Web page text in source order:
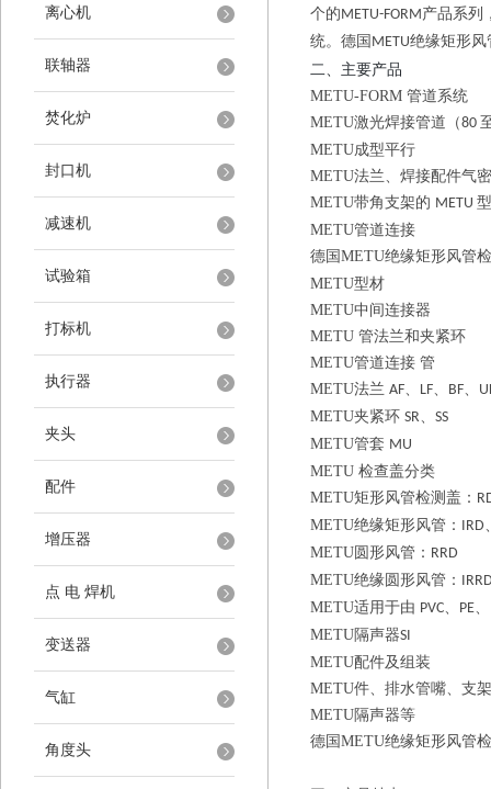
离心机
联轴器
焚化炉
封口机
减速机
试验箱
打标机
执行器
夹头
配件
增压器
点 电 焊机
变送器
气缸
角度头
个的METU-FORM产品系列
统。德国 METU绝缘矩形风
二、主要产品
METU-FORM 管道系统
METU激光焊接管道（80
METU成型平行
METU法兰、焊接配件气
METU带角支架的 METU
METU管道连接
德国 METU绝缘矩形风管
METU型材
METU中间连接器
METU 管法兰和夹紧环
METU管道连接 管
METU法兰 AF、 LF、 BF、
METU夹紧环 SR、 SS
METU管套 MU
METU 检查盖分类
METU矩形风管检测盖：
METU绝缘矩形风管： IRD
METU 圆形风管： RRD
METU绝缘圆形风管：
METU适用于由 PVC、 PE、
METU隔声器SI
METU配件及组装
METU件、排水管嘴、支
METU隔声器等
德国 METU绝缘矩形风管